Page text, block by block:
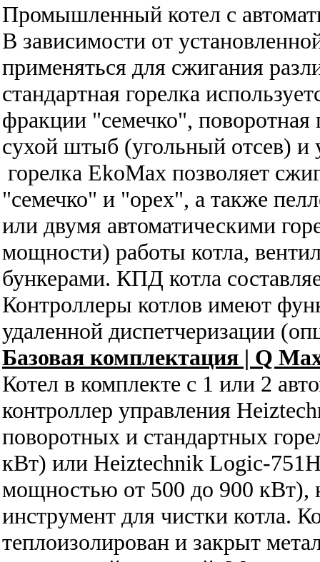
Промышленный котел с
В зависимости от
применяться для сжигания
стандартная горелка
фракции "семечко", поворотная
сухой штыб (угольный отсев) и
горелка EkoMax позволяет
"семечко" и "орех", а также
или двумя автоматическими
мощности) работы котла,
бункерами. КПД котла
Контроллеры котлов имеют
удаленной диспетчеризации
Базовая комплектация | Q
Котел в комплекте с 1 или 2
контроллер управления
поворотных и стандартных
кВт) или Heiztechnik Logic-
мощностью от 500 до 900 кВт),
инструмент для чистки котла.
теплоизолирован и закрыт